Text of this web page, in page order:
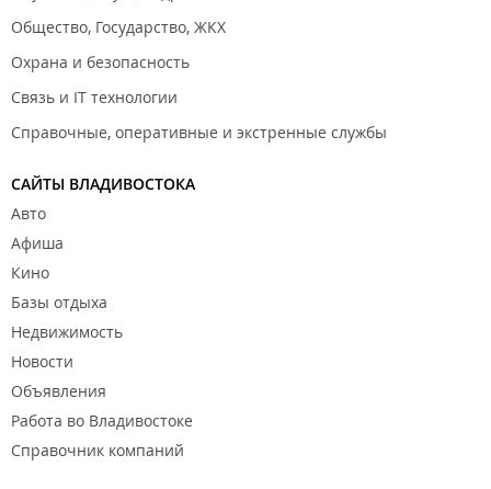
Общество, Государство, ЖКХ
Охрана и безопасность
Связь и IT технологии
Справочные, оперативные и экстренные службы
САЙТЫ ВЛАДИВОСТОКА
Авто
Афиша
Кино
Базы отдыха
Недвижимость
Новости
Объявления
Работа во Владивостоке
Справочник компаний